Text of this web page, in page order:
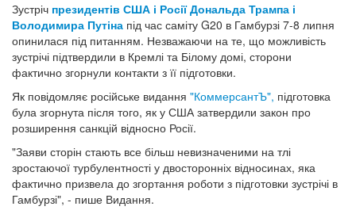
Зустріч президентів США і Росії Дональда Трампа і
Володимира Путіна під час саміту G20 в Гамбурзі 7-8 липня
опинилася під питанням. Незважаючи на те, що можливість
зустрічі підтвердили в Кремлі та Білому домі, сторони
фактично згорнули контакти з її підготовки.
Як повідомляє російське видання "КоммерсантЪ", підготовка
була згорнута після того, як у США затвердили закон про
розширення санкцій відносно Росії.
"Заяви сторін стають все більш невизначеними на тлі
зростаючої турбулентності у двосторонніх відносинах, яка
фактично призвела до згортання роботи з підготовки зустрічі в
Гамбурзі", - пише Видання.